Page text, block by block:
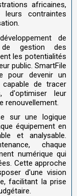
africaines,
leurs contraintes
de
de gestion des
les potentialités
public. SmartFile
pour devenir un
de tracer
d'optimiser leur
renouvellement.
sur une logique
équipement en
et analysable.
chaque
numérique qui
Cette approche
d'une vision
facilitant la prise